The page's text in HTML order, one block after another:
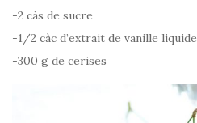
-2 càs de sucre
-1/2 càc d’extrait de vanille liquide
-300 g de cerises